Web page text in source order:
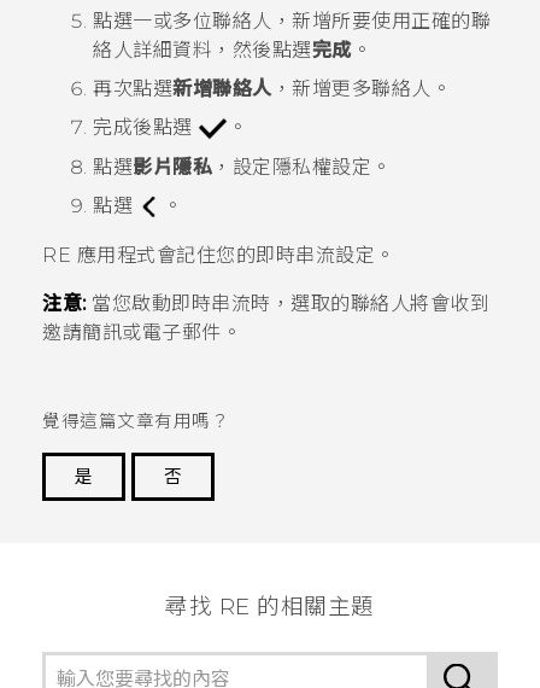
點選一或多位聯絡人，新增所要使用正確的聯
絡人詳細資料，然後點選完成。
再次點選新增聯絡人 ，新增更多聯絡人。
完成後點選
。
點選影片隱私 ，設定隱私權設定。
點選
。
RE 應用程式會記住您的即時串流設定。
注意:當您啟動即時串流時，選取的聯絡人將會收到
邀請簡訊或電子郵件。
覺得這篇文章有用嗎？
是
否
尋找 RE 的相關主題